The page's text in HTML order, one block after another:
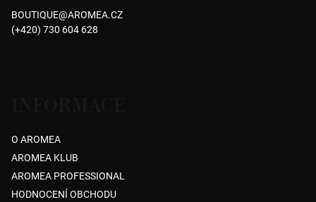
BOUTIQUE@AROMEA.CZ
(+420) 730 604 628
O AROMEA
AROMEA KLUB
AROMEA PROFESSIONAL
HODNOCENÍ OBCHODU